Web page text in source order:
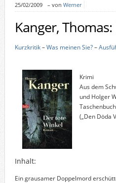
25/02/2009 – von Werner
Kanger,
Kurzkritik–Was meinen Sie?–
Krimi
Aus dem
und Holger
(„Den Döda
Inhalt:
Ein grausamer Doppelmord